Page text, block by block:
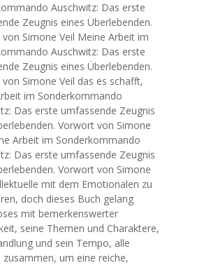
Auschwitz: Das erste
Zeugnis eines Überlebenden.
Simone Veil Meine Arbeit im
Auschwitz: Das erste
Zeugnis eines Überlebenden.
Simone Veil das es schafft,
im Sonderkommando
Das erste umfassende Zeugnis
Vorwort von Simone
Arbeit im Sonderkommando
Das erste umfassende Zeugnis
Vorwort von Simone
mit dem Emotionalen zu
doch dieses Buch gelang
mit bemerkenswerter
seine Themen und Charaktere,
und sein Tempo, alle
zusammen, um eine reiche,